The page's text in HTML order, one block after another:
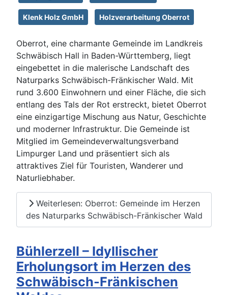
Klenk Holz GmbH Holzverarbeitung Oberrot
Oberrot, eine charmante Gemeinde im Landkreis
Schwäbisch Hall in Baden-Württemberg, liegt
eingebettet in die malerische Landschaft des
Naturparks Schwäbisch-Fränkischer Wald. Mit
rund 3.600 Einwohnern und einer Fläche, die sich
entlang des Tals der Rot erstreckt, bietet Oberrot
eine einzigartige Mischung aus Natur, Geschichte
und moderner Infrastruktur. Die Gemeinde ist
Mitglied im Gemeindeverwaltungsverband
Limpurger Land und präsentiert sich als
attraktives Ziel für Touristen, Wanderer und
Naturliebhaber.
Weiterlesen: Oberrot: Gemeinde im Herzen
des Naturparks Schwäbisch-Fränkischer Wald
Bühlerzell – Idyllischer
Erholungsort im Herzen des
Schwäbisch-Fränkischen